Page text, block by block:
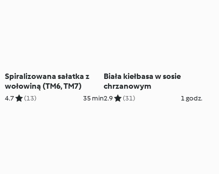
Spiralizowana sałatka z
wołowiną (TM6, TM7)
4.7 (13) 35 min
Biała kiełbasa w sosie
chrzanowym
2.9 (31) 1 godz.